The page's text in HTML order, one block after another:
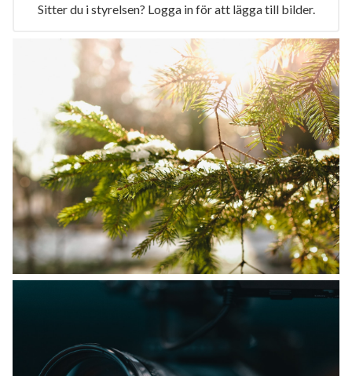
Sitter du i styrelsen? Logga in för att lägga till bilder.